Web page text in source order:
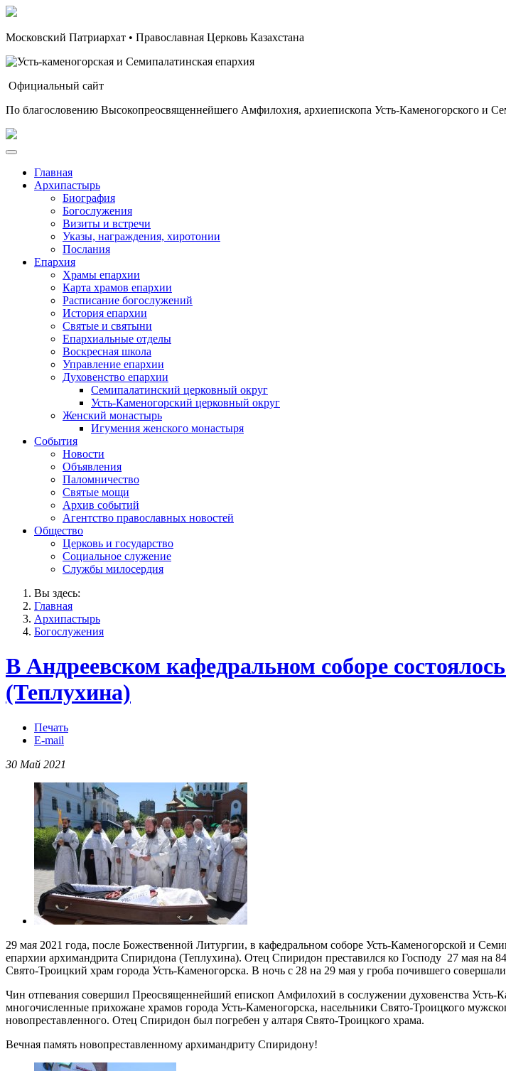
Московский Патриархат • Православная Церковь Казахстана
Официальный сайт
По благословению Высокопреосвященнейшего Амфилохия, архиепископа Усть-Каменогорского и
Главная
Архипастырь
Биография
Богослужения
Визиты и встречи
Указы, награждения, хиротонии
Послания
Епархия
Храмы епархии
Карта храмов епархии
Расписание богослужений
История епархии
Святые и святыни
Епархиальные отделы
Воскресная школа
Управление епархии
Духовенство епархии
Семипалатинский церковный округ
Усть-Каменогорский церковный округ
Женский монастырь
Игумения женского монастыря
События
Новости
Объявления
Паломничество
Святые мощи
Архив событий
Агентство православных новостей
Общество
Церковь и государство
Социальное служение
Службы милосердия
Вы здесь:
Главная
Архипастырь
Богослужения
В Андреевском кафедральном соборе
(Теплухина)
Печать
E-mail
30 Май 2021
29 мая 2021 года, после Божественной Литургии, в кафедральном соборе Усть-Каменогорской и
епархии архимандрита Спиридона (Теплухина). Отец Спиридон преставился ко Господу 27 мая на
Свято-Троицкий храм города Усть-Каменогорска. В ночь с 28 на 29 мая у гроба почившего
Чин отпевания совершил Преосвященнейший епископ Амфилохий в сослужении духовенства
многочисленные прихожане храмов города Усть-Каменогорска, насельники Свято-Троицкого
новопреставленного. Отец Спиридон был погребен у алтаря Свято-Троицкого храма.
Вечная память новопреставленному архимандриту Спиридону!